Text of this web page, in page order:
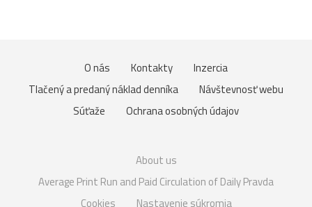
O nás Kontakty
Inzercia
Tlačený a predaný náklad denníka
Návštevnosť webu
Súťaže
Ochrana osobných údajov
About us
Average Print Run and Paid Circulation of Daily Pravda
Cookies
Nastavenie súkromia